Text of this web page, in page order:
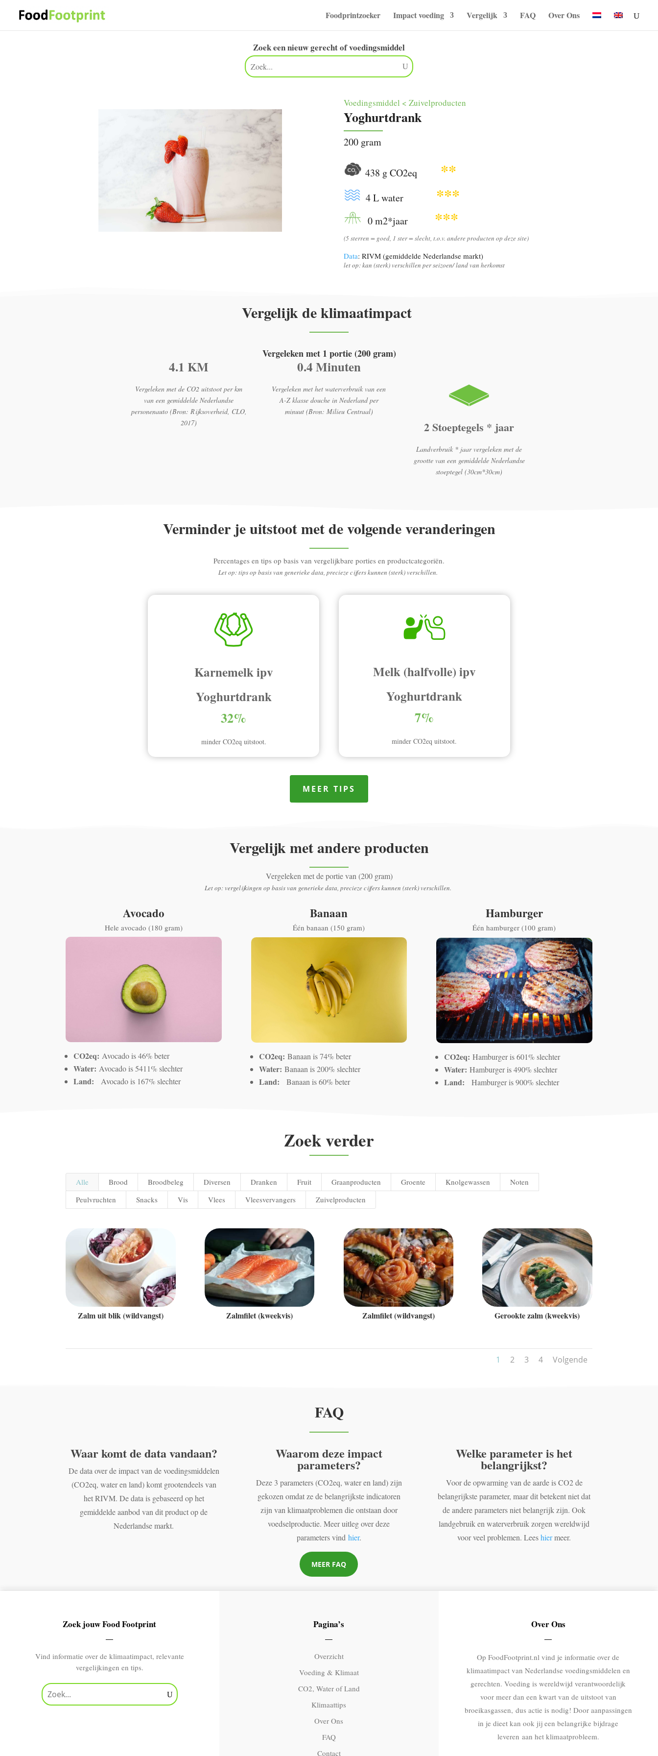
Foodprintzoeker Impact voeding Vergelijk FAQ Over Ons
Zoek een nieuw gerecht of voedingsmiddel
Voedingsmiddel < Zuivelproducten
Yoghurtdrank
200 gram
438 g CO2eq **
4 L water ***
0 m2*jaar ***
(5 sterren = goed, 1 ster = slecht, t.o.v. andere producten op deze site)
Data: RIVM (gemiddelde Nederlandse markt)
let op: kan (sterk) verschillen per seizoen/ land van herkomst
Vergelijk de klimaatimpact
Vergeleken met 1 portie (200 gram)
4.1 KM
Vergeleken met de CO2 uitstoot per km
van een gemiddelde Nederlandse
personenauto (Bron: Rijksoverheid, CLO,
2017)
0.4 Minuten
Vergeleken met het waterverbruik van een
A-Z klasse douche in Nederland per
minuut (Bron: Milieu Centraal)
2 Stoeptegels * jaar
Landverbruik * jaar vergeleken met de
grootte van een gemiddelde Nederlandse
stoeptegel (30cm*30cm)
Verminder je uitstoot met de volgende veranderingen
Percentages en tips op basis van vergelijkbare porties en productcategoriën.
Let op: tips op basis van generieke data, precieze cijfers kunnen (sterk) verschillen.
Karnemelk ipv
Yoghurtdrank
32%
minder CO2eq uitstoot.
Melk (halfvolle) ipv
Yoghurtdrank
7%
minder CO2eq uitstoot.
MEER TIPS
Vergelijk met andere producten
Vergeleken met de portie van (200 gram)
Let op: vergelijkingen op basis van generieke data, precieze cijfers kunnen (sterk) verschillen.
Avocado
Hele avocado (180 gram)
CO2eq:Avocado is 46% beter
Water:Avocado is 5411% slechter
Land:Avocado is 167% slechter
Banaan
Één banaan (150 gram)
CO2eq: Banaan is 74% beter
Water: Banaan is 200% slechter
Land: Banaan is 60% beter
Hamburger
Één hamburger (100 gram)
CO2eq: Hamburger is 601% slechter
Water: Hamburger is 490% slechter
Land: Hamburger is 900% slechter
Zoek verder
Alle Brood Broodbeleg Diversen Dranken Fruit Graanproducten Groente Knolgewassen
Noten
Peulvruchten
Snacks Vis Vlees Vleesvervangers Zuivelproducten
Zalm uit blik (wildvangst) Zalmfilet (kweekvis) Zalmfilet (wildvangst) Gerookte zalm (kweekvis)
1 2 3 4 Volgende
FAQ
Waar komt de data vandaan?
De data over de impact van de voedingsmiddelen
(CO2eq, water en land) komt grootendeels van
het RIVM. De data is gebaseerd op het
gemiddelde aanbod van dit product op de
Nederlandse markt.
Waarom deze impact
parameters?
Deze 3 parameters (CO2eq, water en land) zijn
gekozen omdat ze de belangrijkste indicatoren
zijn van klimaatproblemen die ontstaan door
voedselproductie. Meer uitleg over deze
parameters vind hier.
Welke parameter is het
belangrijkst?
Voor de opwarming van de aarde is CO2 de
belangrijkste parameter, maar dit betekent niet dat
de andere parameters niet belangrijk zijn. Ook
landgebruik en waterverbruik zorgen wereldwijd
voor veel problemen. Leeshiermeer.
MEER FAQ
Zoek jouw Food Footprint
Vind informatie over de klimaatimpact, relevante
vergelijkingen en tips.
Pagina’s
Overzicht
Voeding & Klimaat
CO2, Water of Land
Klimaattips
Over Ons
FAQ
Contact
Over Ons
Op FoodFootprint.nl vind je informatie over de
klimaatimpact van Nederlandse voedingsmiddelen en
gerechten. Voeding is wereldwijd verantwoordelijk
voor meer dan een kwart van de uitstoot van
broeikasgassen, dus actie is nodig! Door aanpassingen
in je dieet kan ook jij een belangrijke bijdrage
leveren aan het klimaatprobleem.